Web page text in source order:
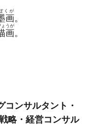
画
くが
。
画
ょうが
。
コンサルタント・
略・経営コンサル